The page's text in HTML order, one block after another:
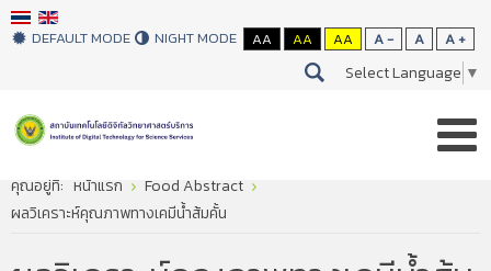
DEFAULT MODE NIGHT MODE AA AA AA A - A A +
Select Language ▼
คุณอยู่ที่: หน้าแรก
Food Abstract
ผลวิเคราะห์คุณภาพทางเคมีน้ำส้มคั้น